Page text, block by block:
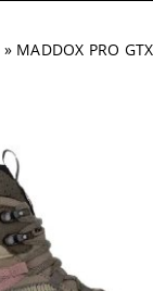
Trail
» MADDOX PRO